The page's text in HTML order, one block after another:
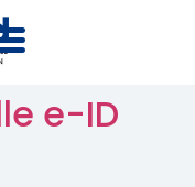
e-ID